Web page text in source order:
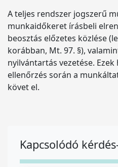
A teljes rendszer jogszerű
munkaidőkeret írásbeli
beosztás előzetes közlése
korábban, Mt. 97. §),
nyilvántartás vezetése.
ellenőrzés során a
követ el.
Kapcsolódó